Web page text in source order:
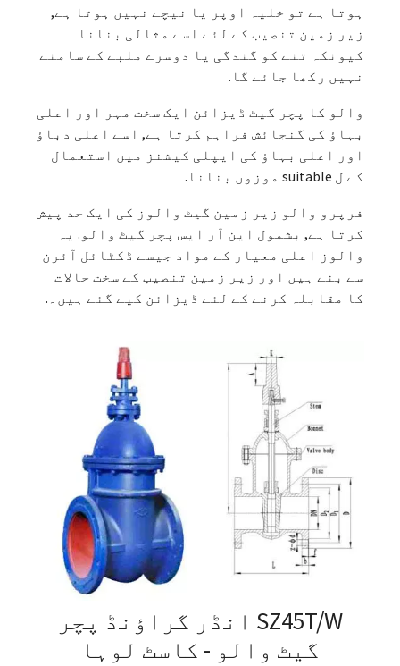
ہوتا ہے تو خلیہ اوپر یا نیچے نہیں ہوتا ہے,
زیر زمین تنصیب کے لئے اسے مثالی بنانا
کیونکہ تنے کو گندگی یا دوسرے ملبے کے سامنے
نہیں رکھا جائے گا.
والو کا پچر گیٹ ڈیزائن ایک سخت مہر اور اعلی
بہاؤ کی گنجائش فراہم کرتا ہے, اسے اعلی دباؤ
اور اعلی بہاؤ کی ایپلی کیشنز میں استعمال
کے ل suitable موزوں بنانا.
فرپرو والو زیر زمین گیٹ والوز کی ایک حد پیش
کرتا ہے, بشمول این آر ایس پچر گیٹ والو. یہ
والوز اعلی معیار کے مواد جیسے ڈکٹائل آئرن
سے بنے ہیں اور زیر زمین تنصیب کے سخت حالات
کا مقابلہ کرنے کے لئے ڈیزائن کیے گئے ہیں۔.
SZ45T/W انڈر گراؤنڈ پچر
گیٹ والو - کاسٹ لوہا